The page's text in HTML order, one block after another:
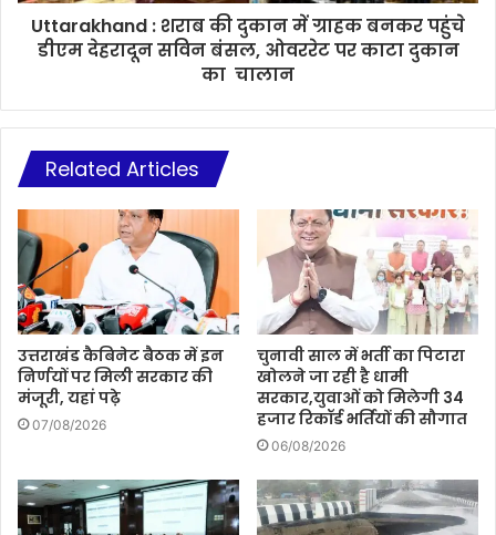
Uttarakhand : शराब की दुकान में ग्राहक बनकर पहुंचे
डीएम देहरादून सविन बंसल, ओवररेट पर काटा दुकान
का चालान
Related Articles
उत्तराखंड कैबिनेट बैठक में इन
निर्णयों पर मिली सरकार की
मंजूरी, यहां पढ़े
07/08/2026
चुनावी साल में भर्ती का पिटारा
खोलने जा रही है धामी
सरकार,युवाओं को मिलेगी 34
हजार रिकॉर्ड भर्तियों की सौगात
06/08/2026